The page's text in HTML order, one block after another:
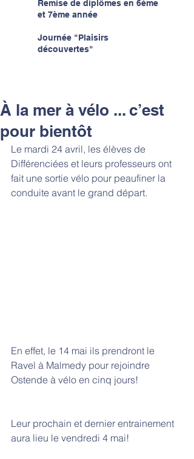
Remise de diplômes en 6ème
et 7ème année
Journée "Plaisirs
découvertes"
À la mer à vélo ... c’est
pour bientôt
Le mardi 24 avril, les élèves de
Différenciées et leurs professeurs ont
fait une sortie vélo pour peaufiner la
conduite avant le grand départ.
En effet, le 14 mai ils prendront le
Ravel à Malmedy pour rejoindre
Ostende à vélo en cinq jours!
Leur prochain et dernier entrainement
aura lieu le vendredi 4 mai!